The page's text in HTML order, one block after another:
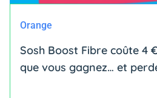
Orange
Sosh Boost Fibre coûte 4
que vous gagnez… et